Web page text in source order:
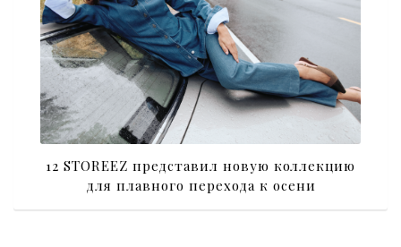
12 STOREEZ представил новую коллекцию
для плавного перехода к осени